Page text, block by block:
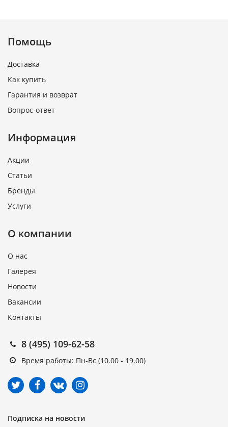
Помощь
Доставка
Как купить
Гарантия и возврат
Вопрос-ответ
Информация
Акции
Статьи
Бренды
Услуги
О компании
О нас
Галерея
Новости
Вакансии
Контакты
8 (495) 109-62-58
Время работы: Пн-Вс (10.00 - 19.00)
Подписка на новости